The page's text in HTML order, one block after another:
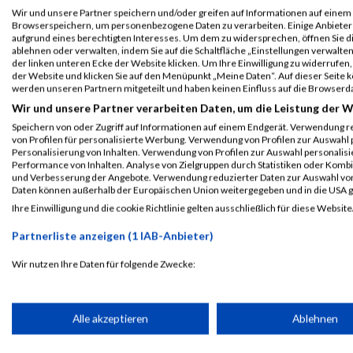
Einzelwertung männlich
B2Run Nürnberg
Teamwertung männlich
9985 Maximilian Wien 0000
B2Run Nürnberg
Teamwertung mixed
9985 Maximilian Wien 0000
Legende:
GPos = Geschlechter Position, KPos = Kategorie Position, TPos
Disqualifiziert
Laufsport Anmeldung
Wir und unsere Partner speichern und/oder greifen auf Informationen auf einem
Browserspeichern, um personenbezogene Daten zu verarbeiten. Einige
aufgrund eines berechtigten Interesses. Um dem zu widersprechen, öffnen Sie
ablehnen oder verwalten, indem Sie auf die Schaltfläche „Einstellungen
der linken unteren Ecke der Website klicken. Um Ihre Einwilligung zu
der Website und klicken Sie auf den Menüpunkt „Meine Daten“. Auf dieser
werden unseren Partnern mitgeteilt und haben keinen Einfluss auf die
Wir und unsere Partner verarbeiten Daten, um die Leistung der
Speichern von oder Zugriff auf Informationen auf einem Endgerät. Verwendung
von Profilen für personalisierte Werbung. Verwendung von Profilen zur
Personalisierung von Inhalten. Verwendung von Profilen zur Auswahl
Performance von Inhalten. Analyse von Zielgruppen durch Statistiken oder
und Verbesserung der Angebote. Verwendung reduzierter Daten zur Auswahl
Daten können außerhalb der Europäischen Union weitergegeben und in die USA
Ihre Einwilligung und die cookie Richtlinie gelten ausschließlich für diese
Partnerliste anzeigen (1 IAB-Anbieter)
Wir nutzen Ihre Daten für folgende Zwecke:
Speichern von oder Zugriff auf Informationen auf einem
Alle akzeptieren Ablehnen